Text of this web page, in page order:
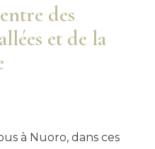
des
et de la
à Nuoro, dans ces